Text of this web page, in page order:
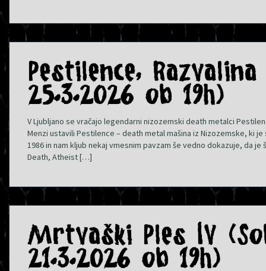
Pestilence,
25.3.2026 ob 19h)
V Ljubljano se vračajo legendarni nizozemski death metalci
Menzi ustavili Pestilence – death metal mašina iz Nizozemske, ki
1986 in nam kljub nekaj vmesnim pavzam še vedno dokazuje, da je
Death, Atheist […]
Mrtvaški Ples IV
21.3.2026 ob 19h)